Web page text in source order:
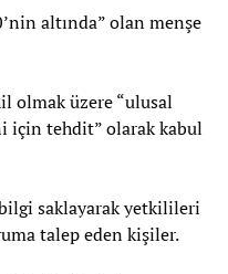
altında” olan menşe
olmak üzere “ulusal
için tehdit” olarak kabul
saklayarak yetkilileri
talep eden kişiler.